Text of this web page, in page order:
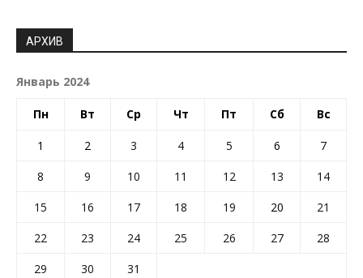
АРХИВ
Январь 2024
Пн Вт Ср Чт Пт Сб Вс
1 2 3 4 5 6
7
8
9 10 11 12 13
14
15
16 17 18 19 20
21
22
23 24 25 26 27
28
29
30
31